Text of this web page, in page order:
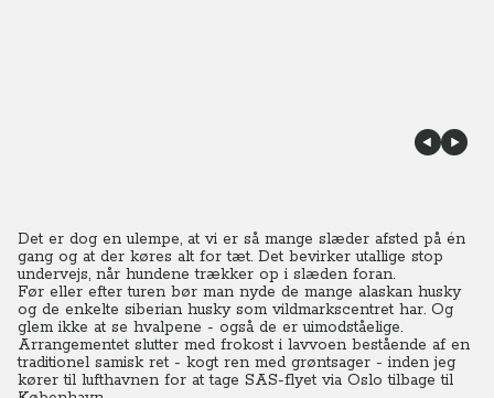
Det er dog en ulempe, at vi er så mange slæder afsted på én
gang og at der køres alt for tæt. Det bevirker utallige stop
undervejs, når hundene trækker op i slæden foran.
Før eller efter turen bør man nyde de mange alaskan husky
og de enkelte siberian husky som vildmarkscentret har. Og
glem ikke at se hvalpene - også de er uimodståelige.
Arrangementet slutter med frokost i lavvoen bestående af en
traditionel samisk ret - kogt ren med grøntsager - inden jeg
kører til lufthavnen for at tage SAS-flyet via Oslo tilbage til